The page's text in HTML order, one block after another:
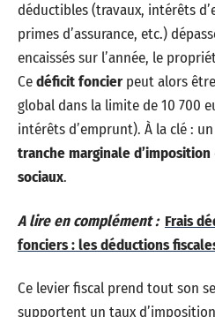
déductibles (travaux, intérêts
primes d’assurance, etc.)
encaissés sur l’année, le
Cedéficit foncierpeut alors
global dans la limite de 10 700
intérêts d’emprunt). À la clé :
tranche marginale d’imposition
sociaux.
A lire en complément : Frais
fonciers : les déductions
Ce levier fiscal prend tout son
supportent un taux